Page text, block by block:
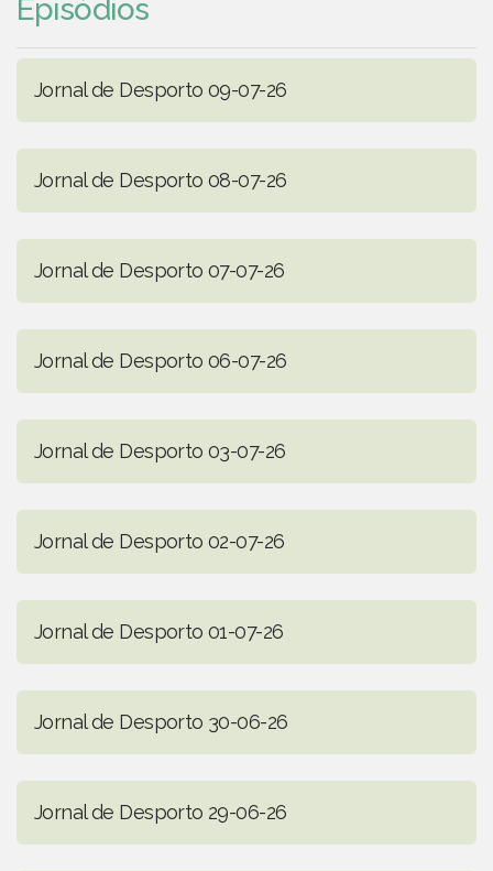
Episódios
Jornal de Desporto 09-07-26
Jornal de Desporto 08-07-26
Jornal de Desporto 07-07-26
Jornal de Desporto 06-07-26
Jornal de Desporto 03-07-26
Jornal de Desporto 02-07-26
Jornal de Desporto 01-07-26
Jornal de Desporto 30-06-26
Jornal de Desporto 29-06-26